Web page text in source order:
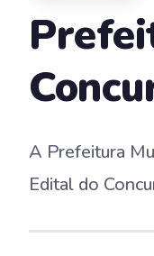
A Prefeitura
Edital do